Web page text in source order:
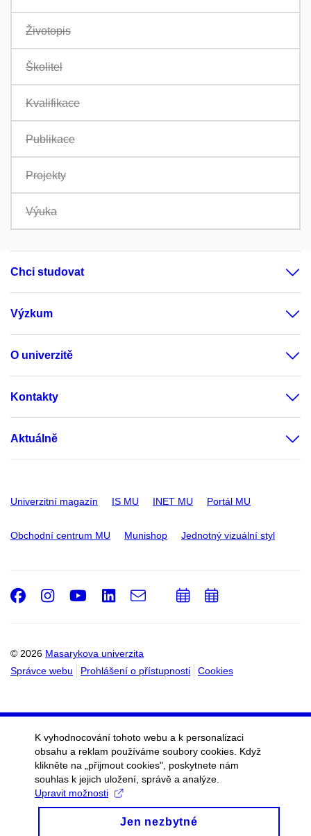
Životopis
Školitel
Kvalifikace
Publikace
Projekty
Výuka
Chci studovat
Výzkum
O univerzitě
Kontakty
Aktuálně
Univerzitní magazín IS MU INET MU Portál MU
Obchodní centrum MU Munishop Jednotný vizuální styl
© 2026 Masarykova univerzita
Správce webu
Prohlášení o přístupnosti Cookies
Facebook
Instagram
Youtube
LinkedIn
e-
Email
PřidatPřidat
K vyhodnocování tohoto webu a k personalizaci
obsahu a reklam používáme soubory cookies. Když
klikněte na „přijmout cookies", poskytnete nám
souhlas k jejich uložení, správě a analýze.
Upravit možnosti
Jen nezbytné